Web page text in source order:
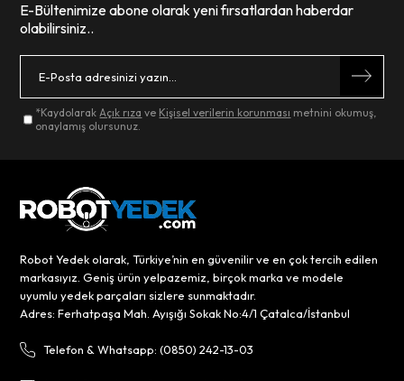
E-Bültenimize abone olarak yeni fırsatlardan haberdar
olabilirsiniz..
*KaydolarakAçık rıza ve Kişisel verilerin korunması metnini okumuş,
onaylamış olursunuz.
Robot Yedek olarak, Türkiye’nin en güvenilir ve en çok tercih edilen
markasıyız. Geniş ürün yelpazemiz, birçok marka ve modele
uyumlu yedek parçaları sizlere sunmaktadır.
Adres: Ferhatpaşa Mah. Ayışığı Sokak No:4/1 Çatalca/İstanbul
Telefon & Whatsapp: (0850) 242-13-03